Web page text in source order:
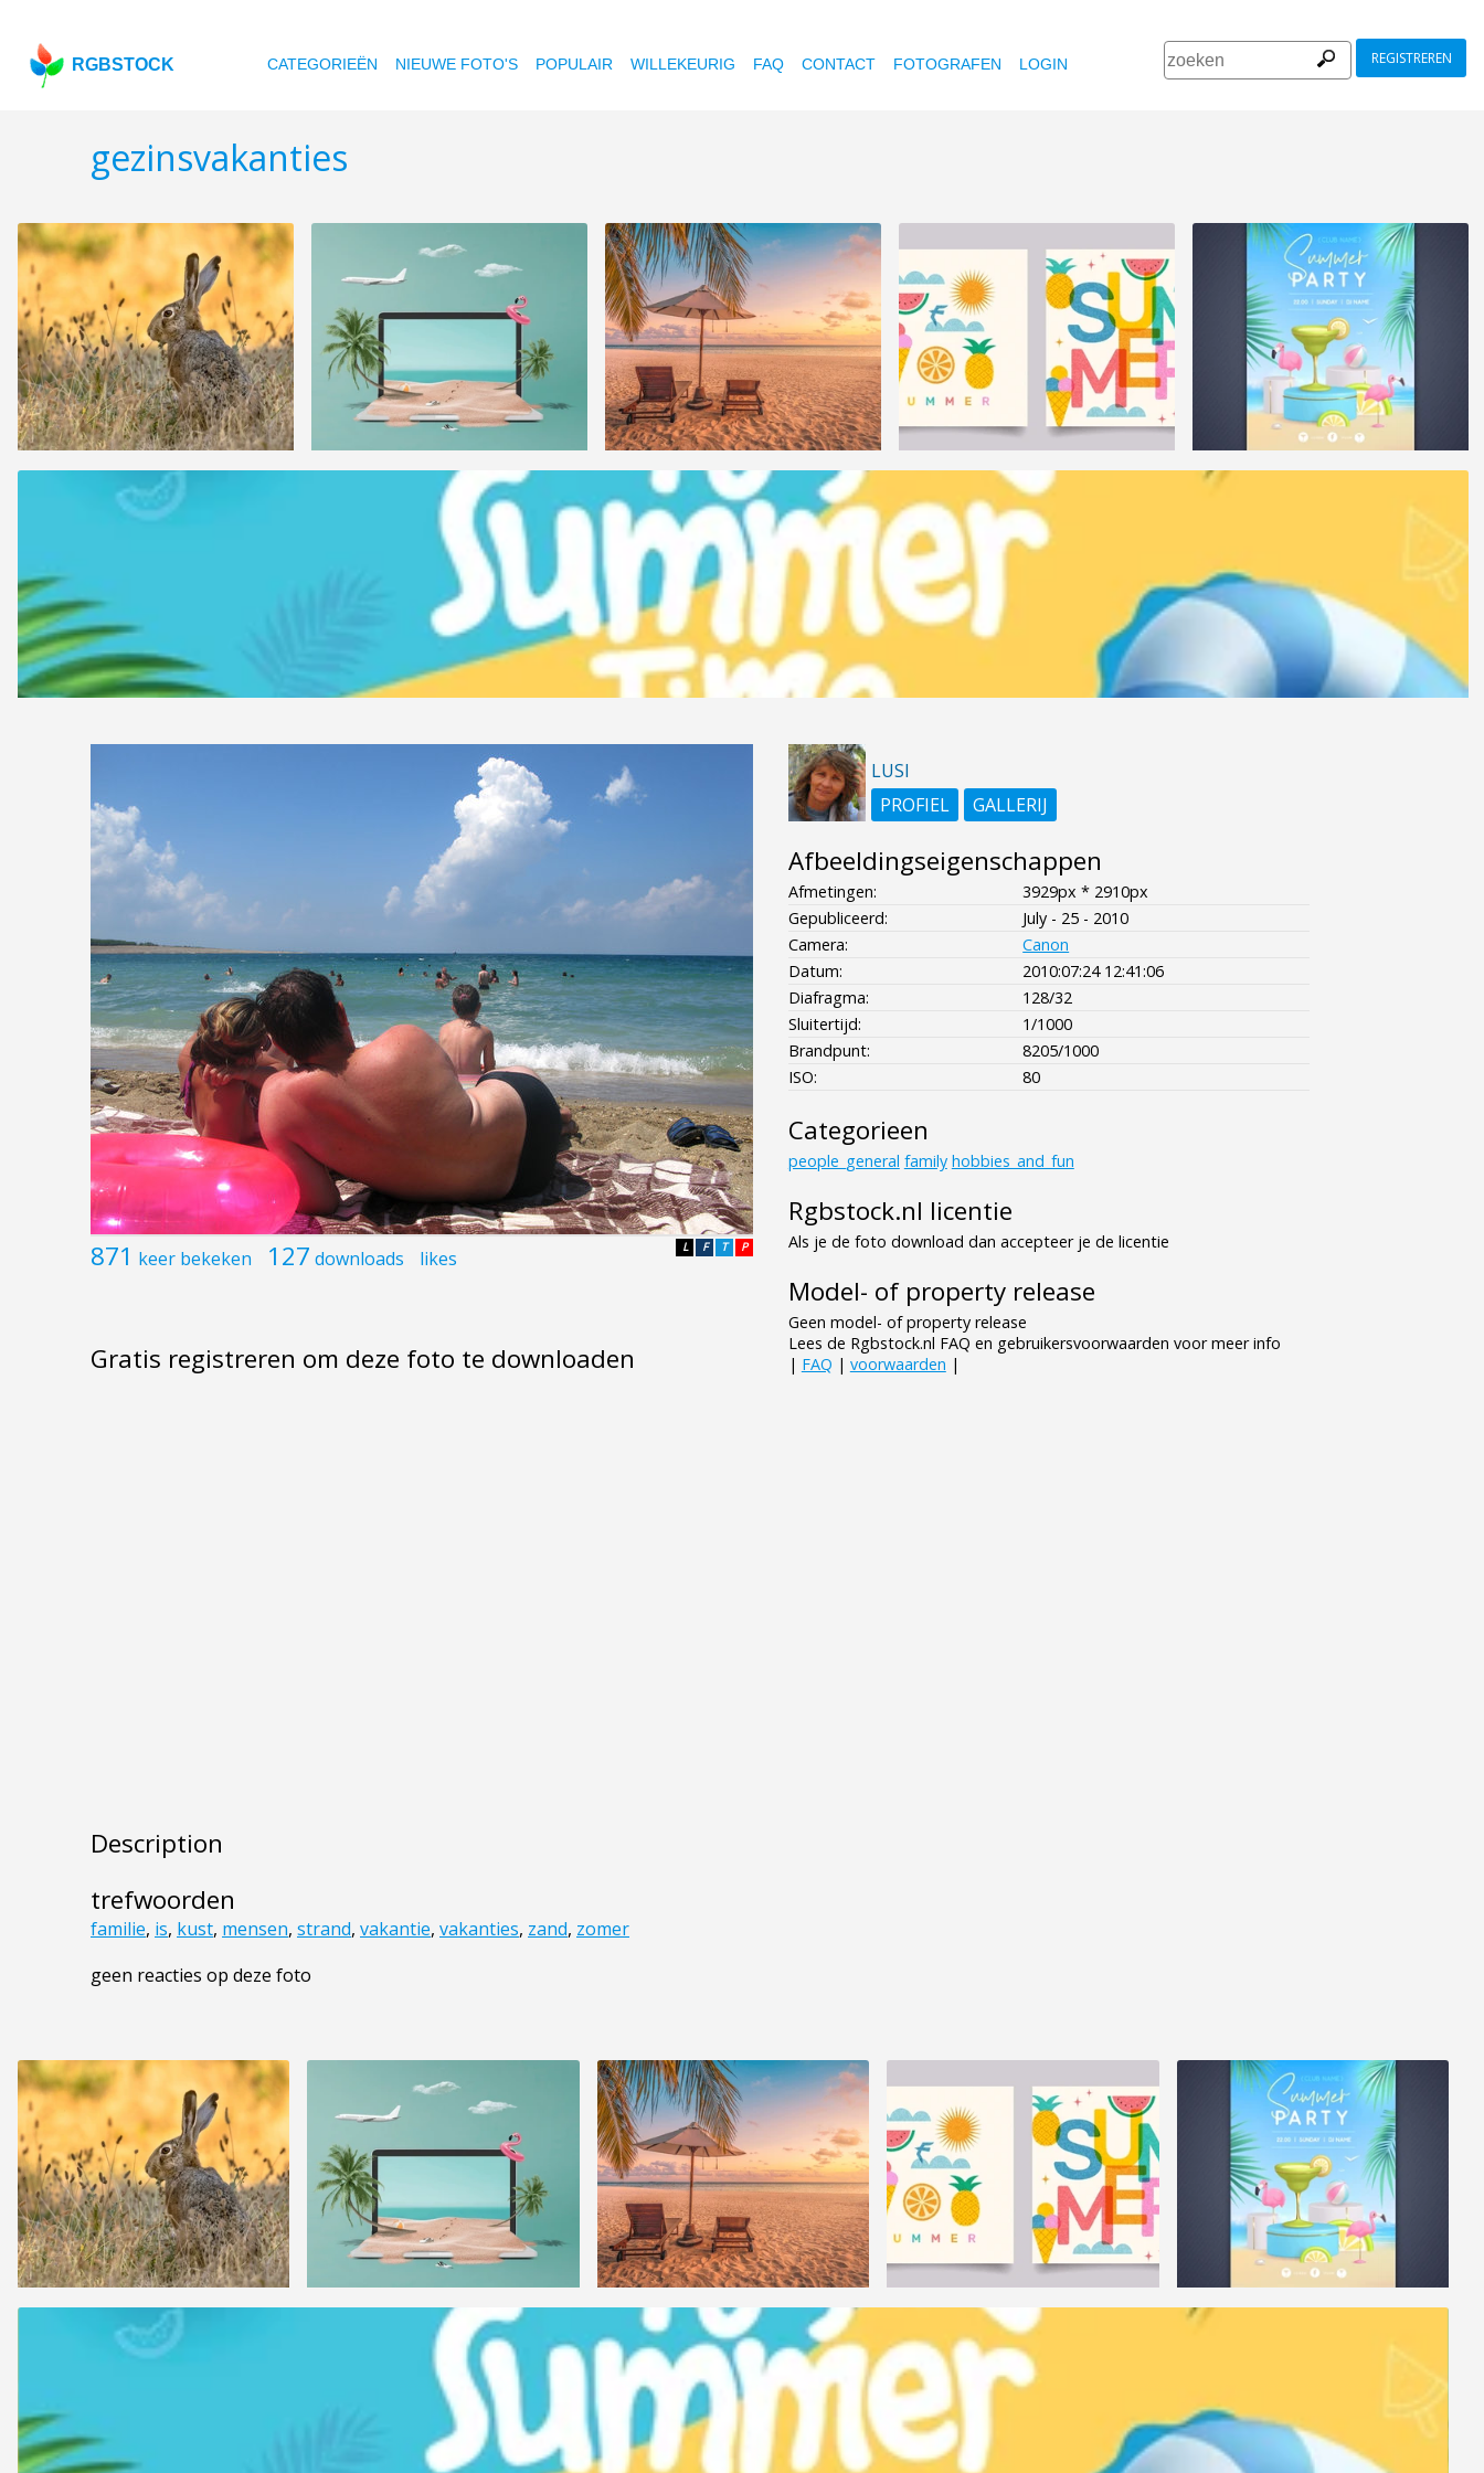
RGBSTOCK CATEGORIEËN NIEUWE FOTO'S POPULAIR WILLEKEURIG FAQ CONTACT FOTOGRAFEN LOGIN REGISTREREN
gezinsvakanties
871 keer bekeken 127 downloads likes P
T
F
L
Gratis registreren om deze foto te downloaden
Description
trefwoorden
familie, is, kust, mensen, strand, vakantie, vakanties, zand, zomer
geen reacties op deze foto
LUSI
PROFIEL
GALLERIJ
Afbeeldingseigenschappen
Afmetingen:
3929px * 2910px
Gepubliceerd:
July - 25 - 2010
Camera:
Canon
Datum:
2010:07:24 12:41:06
Diafragma:
128/32
Sluitertijd:
1/1000
Brandpunt:
8205/1000
ISO:
80
Categorieen
people_general family hobbies_and_fun
Rgbstock.nl licentie
Als je de foto download dan accepteer je de licentie
Model- of property release
Geen model- of property release
Lees de Rgbstock.nl FAQ en gebruikersvoorwaarden voor meer info
| FAQ | voorwaarden |